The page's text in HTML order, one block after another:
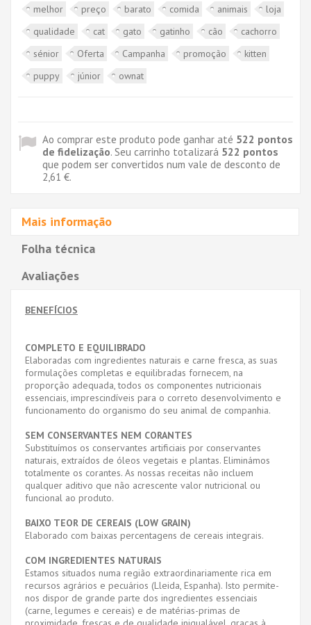
melhor
preço barato comida animais
loja
qualidade
cat gato gatinho cão
cachorro
sénior
Oferta Campanha promoção
kitten
puppy
júnior ownat
Ao comprar este produto pode ganhar até 522 pontos
de fidelização. Seu carrinho totalizará 522 pontos
que podem ser convertidos num vale de desconto de
2,61 €.
Mais informação
Folha técnica
Avaliações
BENEFÍCIOS
COMPLETO E EQUILIBRADO
Elaboradas com ingredientes naturais e carne fresca, as suas
formulações completas e equilibradas fornecem, na
proporção adequada, todos os componentes nutricionais
essenciais, imprescindíveis para o correto desenvolvimento e
funcionamento do organismo do seu animal de companhia.
SEM CONSERVANTES NEM CORANTES
Substituímos os conservantes artificiais por conservantes
naturais, extraídos de óleos vegetais e plantas. Eliminámos
totalmente os corantes. As nossas receitas não incluem
qualquer aditivo que não acrescente valor nutricional ou
funcional ao produto.
BAIXO TEOR DE CEREAIS (LOW GRAIN)
Elaborado com baixas percentagens de cereais integrais.
COM INGREDIENTES NATURAIS
Estamos situados numa região extraordinariamente rica em
recursos agrários e pecuários (Lleida, Espanha). Isto permite-
nos dispor de grande parte dos ingredientes essenciais
(carne, legumes e cereais) e de matérias-primas de